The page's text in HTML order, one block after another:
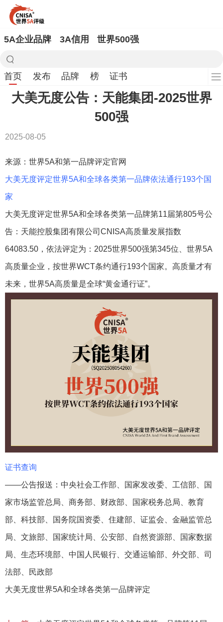
5A企业品牌 3A信用 世界500强
首页 发布 品牌 榜 证书
大美无度公告：天能集团-2025世界
500强
2025-08-05
来源：世界5A和第一品牌评定官网
大美无度评定世界5A和全球各类第一品牌依法通行193个国
家
大美无度评定世界5A和全球各类第一品牌第11届第805号公
告：天能控股集团有限公司CNISA高质量发展指数
64083.50，依法评定为：2025世界500强第345位、世界5A
高质量企业，按世界WCT条约通行193个国家。高质量才有
未来，世界5A高质量是全球“黄金通行证”。
证书查询
——公告报送：中央社会工作部、国家发改委、工信部、国
家市场监管总局、商务部、财政部、国家税务总局、教育
部、科技部、国务院国资委、住建部、证监会、金融监管总
局、文旅部、国家统计局、公安部、自然资源部、国家数据
局、生态环境部、中国人民银行、交通运输部、外交部、司
法部、民政部
大美无度世界5A和全球各类第一品牌评定